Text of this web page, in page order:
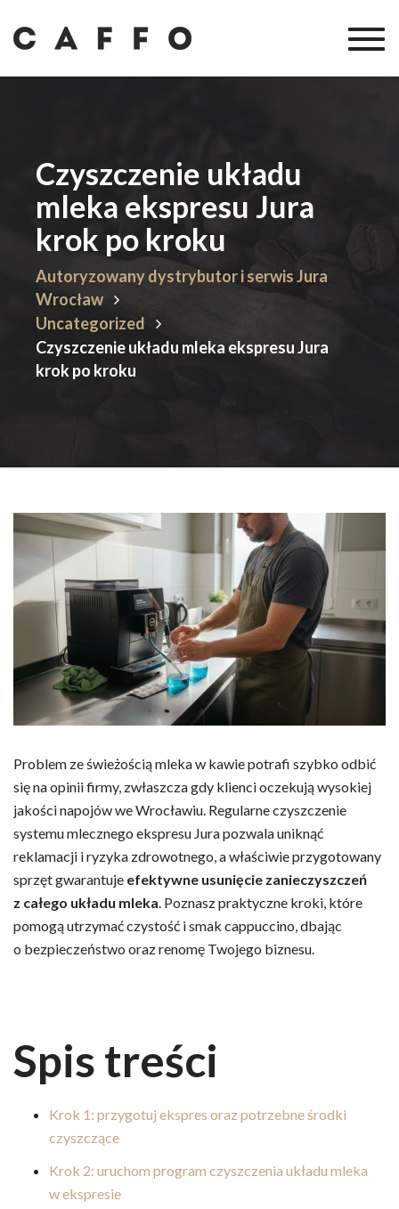
Czyszczenie układu
mleka ekspresu Jura
krok po kroku
Autoryzowany dystrybutor i serwis Jura
Wrocław
Uncategorized
Czyszczenie układu mleka ekspresu Jura
krok po kroku
Problem ze świeżością mleka w kawie potrafi szybko odbić
się na opinii firmy, zwłaszcza gdy klienci oczekują wysokiej
jakości napojów we Wrocławiu. Regularne czyszczenie
systemu mlecznego ekspresu Jura pozwala uniknąć
reklamacji i ryzyka zdrowotnego, a właściwie przygotowany
sprzęt gwarantuje efektywne usunięcie zanieczyszczeń
z całego układu mleka. Poznasz praktyczne kroki, które
pomogą utrzymać czystość i smak cappuccino, dbając
o bezpieczeństwo oraz renomę Twojego biznesu.
Spis treści
Krok 1: przygotuj ekspres oraz potrzebne środki
czyszczące
Krok 2: uruchom program czyszczenia układu mleka
w ekspresie